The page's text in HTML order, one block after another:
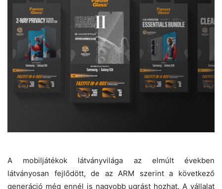
A mobiljátékok látványvilága az elmúlt években
látványosan fejlődött, de az ARM szerint a következő
generáció még ennél is nagyobb ugrást hozhat. A vállalat